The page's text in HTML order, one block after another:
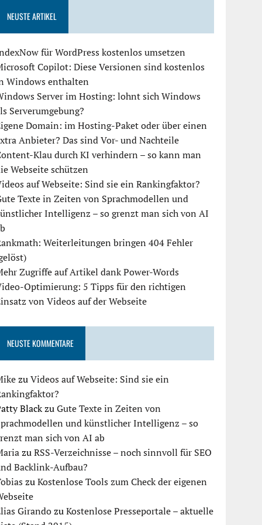
NEUSTE ARTIKEL
für WordPress kostenlos umsetzen
Copilot: Diese Versionen sind kostenlos
Windows enthalten
Server im Hosting: lohnt sich Windows
Serverumgebung?
Domain: im Hosting-Paket oder über einen
Anbieter? Das sind Vor- und Nachteile
Klau durch KI verhindern – so kann man
Webseite schützen
auf Webseite: Sind sie ein Rankingfaktor?
Texte in Zeiten von Sprachmodellen und
Intelligenz – so grenzt man sich von AI
Weiterleitungen bringen 404 Fehler
Zugriffe auf Artikel dank Power-Words
Optimierung: 5 Tipps für den richtigen
von Videos auf der Webseite
NEUSTE KOMMENTARE
zuVideos auf Webseite: Sind sie ein
BlackzuGute Texte in Zeiten von
und künstlicher Intelligenz – so
man sich von AI ab
zuRSS-Verzeichnisse – noch sinnvoll für SEO
Backlink-Aufbau?
zuKostenlose Tools zum Check der eigenen
GirandozuKostenlose Presseportale – aktuelle